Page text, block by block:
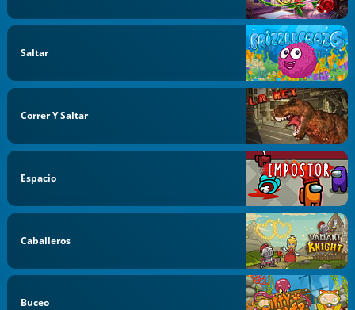
Saltar
Correr Y Saltar
Espacio
Caballeros
Buceo